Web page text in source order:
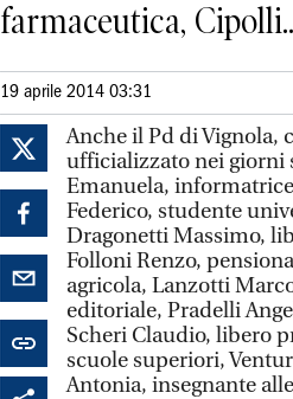
farmaceutica,
19 aprile 2014 03:31
Anche il Pd di Vignola,
ufficializzato nei giorni
Emanuela,
Federico, studente
Dragonetti Massimo,
Folloni Renzo,
agricola, Lanzotti
editoriale, Pradelli
Scheri Claudio, libero
scuole superiori,
Antonia, insegnante